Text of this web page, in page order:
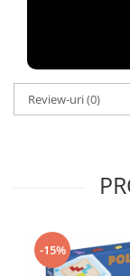
Review-uri(0)
-15%